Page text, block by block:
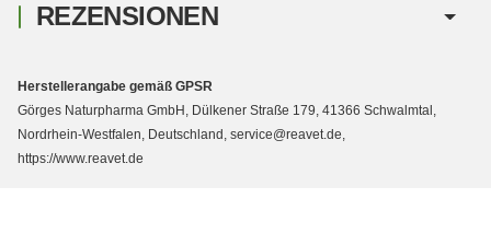
REZENSIONEN
Herstellerangabe gemäß GPSR
Görges Naturpharma GmbH, Dülkener Straße 179, 41366 Schwalmtal,
Nordrhein-Westfalen, Deutschland, service@reavet.de,
https://www.reavet.de